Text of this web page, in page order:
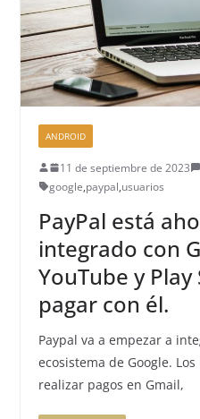
ANDROID
11 de septiembre de 2023
google,paypal,usuarios
PayPal está
integrado con
YouTube y
pagar con él.
Paypal va a empezar a
ecosistema de Google.
realizar pagos en Gmail,